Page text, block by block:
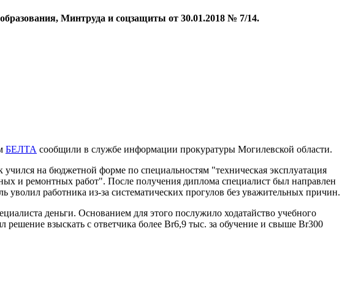
Минтруда и соцзащиты от 30.01.2018 № 7/14.
БЕЛТА сообщили в службе информации прокуратуры Могилевской области.
на бюджетной форме по специальностям "техническая эксплуатация
и ремонтных работ". После получения диплома специалист был направлен
работника из-за систематических прогулов без уважительных причин.
деньги. Основанием для этого послужило ходатайство учебного
решение взыскать с ответчика более Br6,9 тыс. за обучение и свыше Br300